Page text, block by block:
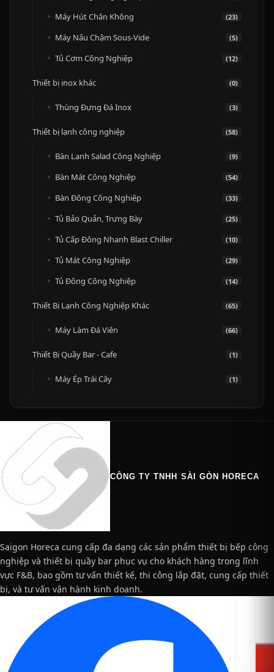
Máy Hút Chân Không (23)
Máy Nấu Chậm Sous-Vide (5)
Tủ Cơm Công Nghiệp (12)
Thiết bị inox khác (0)
Thùng Đựng Đá Inox (3)
Thiết bị lạnh công nghiệp (58)
Bàn Lạnh Salad Công Nghiệp (9)
Bàn Mát Công Nghiệp (54)
Bàn Đông Công Nghiệp (33)
Tủ Bảo Quản, Trưng Bày (25)
Tủ Cấp Đông Nhanh Blast Chiller (10)
Tủ Mát Công Nghiệp (29)
Tủ Đông Công Nghiệp (14)
Thiết Bị Lạnh Công Nghiệp Khác (65)
Máy Làm Đá Viên (66)
Thiết Bị Quầy Bar - Cafe (1)
Máy Ép Trái Cây (1)
CÔNG TY TNHH SÀI GÒN HORECA
Saigon Horeca cung cấp đa dạng các sản phẩm thiết bị bếp công
nghiệp và thiết bị quầy bar phục vụ cho khách hàng trong lĩnh
vực F&B, bao gồm tư vấn thiết kế, thi công lắp đặt, cung cấp thiết
bị, và tư vấn vận hành kinh doanh.